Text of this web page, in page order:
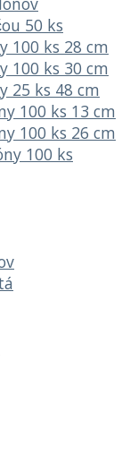
50 ks
100 ks 28 cm
100 ks 30 cm
25 ks 48 cm
100 ks 13 cm
100 ks 26 cm
100 ks